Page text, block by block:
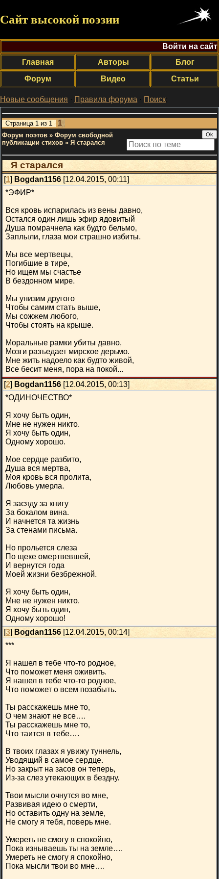
Сайт высокой поэзии
Войти на сайт
Главная
Авторы
Блог
Форум
Видео Статьи
Новые сообщения · Правила форума · Поиск;
Страница 1 из 1 1
Форум поэтов » Форум свободной
публикации стихов » Я старался
Я старался
[1] Bogdan1156 [12.04.2015, 00:11]
*ЭФИР*
Вся кровь испарилась из вены давно,
Остался один лишь эфир ядовитый
Душа помрачнела как будто бельмо,
Заплыли, глаза мои страшно избиты.
Мы все мертвецы,
Погибшие в тире,
Но ищем мы счастье
В бездонном мире.
Мы унизим другого
Чтобы самим стать выше,
Мы сожжем любого,
Чтобы стоять на крыше.
Моральные рамки убиты давно,
Мозги разъедает мирское дерьмо.
Мне жить надоело как будто живой,
Все бесит меня, пора на покой...
[2] Bogdan1156 [12.04.2015, 00:13]
*ОДИНОЧЕСТВО*
Я хочу быть один,
Мне не нужен никто.
Я хочу быть один,
Одному хорошо.
Мое сердце разбито,
Душа вся мертва,
Моя кровь вся пролита,
Любовь умерла.
Я засяду за книгу
За бокалом вина.
И начнется та жизнь
За стенами письма.
Но прольется слеза
По щеке омертвевшей,
И вернутся года
Моей жизни безбрежной.
Я хочу быть один,
Мне не нужен никто.
Я хочу быть один,
Одному хорошо!
[3] Bogdan1156 [12.04.2015, 00:14]
***
Я нашел в тебе что-то родное,
Что поможет меня оживить.
Я нашел в тебе что-то родное,
Что поможет о всем позабыть.
Ты расскажешь мне то,
О чем знают не все….
Ты расскажешь мне то,
Что таится в тебе….
В твоих глазах я увижу туннель,
Уводящий в самое сердце.
Но закрыт на засов он теперь,
Из-за слез утекающих в бездну.
Твои мысли очнутся во мне,
Развивая идею о смерти,
Но оставить одну на земле,
Не смогу я тебя, поверь мне.
Умереть не смогу я спокойно,
Пока изнываешь ты на земле….
Умереть не смогу я спокойно,
Пока мысли твои во мне….